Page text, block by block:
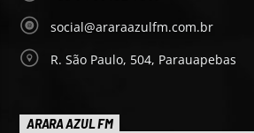
social@araraazulfm.com.br
R. São Paulo, 504, Parauapebas
ARARA AZUL FM